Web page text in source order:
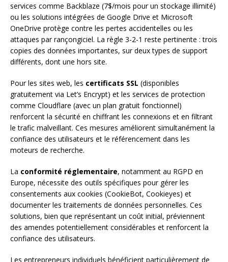
services comme Backblaze (7$/mois pour un stockage illimité)
ou les solutions intégrées de Google Drive et Microsoft
OneDrive protège contre les pertes accidentelles ou les
attaques par rançongiciel. La règle 3-2-1 reste pertinente : trois
copies des données importantes, sur deux types de support
différents, dont une hors site.
Pour les sites web, les certificats SSL (disponibles
gratuitement via Let’s Encrypt) et les services de protection
comme Cloudflare (avec un plan gratuit fonctionnel)
renforcent la sécurité en chiffrant les connexions et en filtrant
le trafic malveillant. Ces mesures améliorent simultanément la
confiance des utilisateurs et le référencement dans les
moteurs de recherche.
La conformité réglementaire, notamment au RGPD en
Europe, nécessite des outils spécifiques pour gérer les
consentements aux cookies (CookieBot, Cookieyes) et
documenter les traitements de données personnelles. Ces
solutions, bien que représentant un coût initial, préviennent
des amendes potentiellement considérables et renforcent la
confiance des utilisateurs.
Les entrepreneurs individuels bénéficient particulièrement de